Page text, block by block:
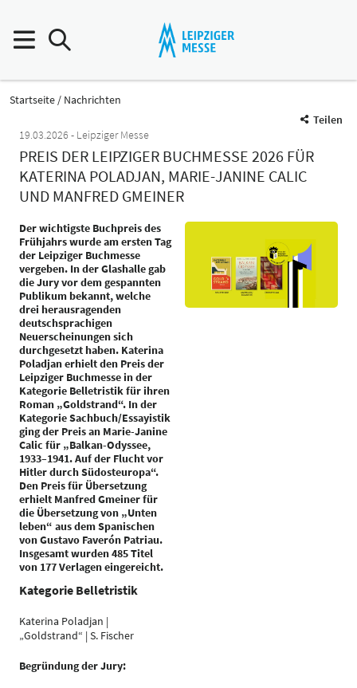
Startseite
Nachrichten
Teilen
19.03.2026
Leipziger Messe
PREIS DER LEIPZIGER BUCHMESSE 2026 FÜR
KATERINA POLADJAN, MARIE-JANINE CALIC
UND MANFRED GMEINER
Der wichtigste Buchpreis des
Frühjahrs wurde am ersten Tag
der Leipziger Buchmesse
vergeben. In der Glashalle gab
die Jury vor dem gespannten
Publikum bekannt, welche
drei herausragenden
deutschsprachigen
Neuerscheinungen sich
durchgesetzt haben. Katerina
Poladjan erhielt den Preis der
Leipziger Buchmesse in der
Kategorie Belletristik für ihren
Roman „Goldstrand“. In der
Kategorie Sachbuch/Essayistik
ging der Preis an Marie-Janine
Calic für „Balkan-Odyssee,
1933–1941. Auf der Flucht vor
Hitler durch Südosteuropa“.
Den Preis für Übersetzung
erhielt Manfred Gmeiner für
die Übersetzung von „Unten
leben“ aus dem Spanischen
von Gustavo Faverón Patriau.
Insgesamt wurden 485 Titel
von 177 Verlagen eingereicht.
Kategorie Belletristik
Katerina Poladjan |
„Goldstrand“ | S. Fischer
Begründung der Jury: